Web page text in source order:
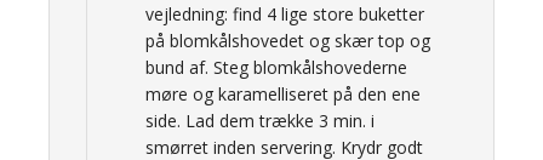
vejledning: find 4 lige store buketter
på blomkålshovedet og skær top og
bund af. Steg blomkålshovederne
møre og karamelliseret på den ene
side. Lad dem trække 3 min. i
smørret inden servering. Krydr godt